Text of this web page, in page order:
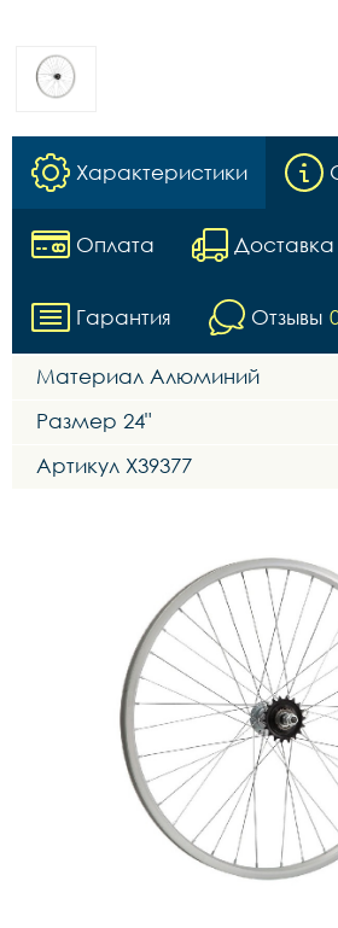
Характеристики
Оплата Доставка
Гарантия Отзывы
Материал Алюминий
Размер 24"
Артикул Х39377